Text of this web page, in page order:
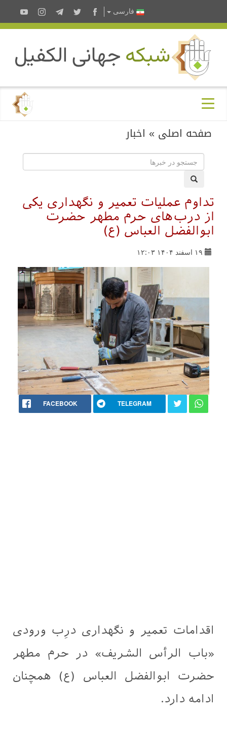
فارسى
صفحه اصلی » اخبار
تداوم عملیات تعمیر و نگهداری یکی
از درب‌های حرم مطهر حضرت
ابوالفضل العباس (ع)
۱۹ اسفند ۱۴۰۴ ۱۲:۰۳
FACEBOOK TELEGRAM
اقدامات تعمیر و نگهداری درِب ورودی
«باب الرأس الشریف» در حرم مطهر
حضرت ابوالفضل العباس (ع) همچنان
ادامه دارد.